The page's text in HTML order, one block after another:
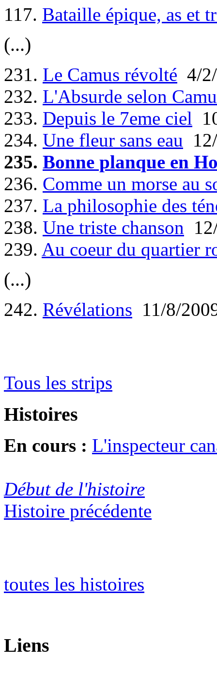
117. Bataille épique, as et
(...)
231. Le Camus révolté 4/
232. L'Absurde selon
233. Depuis le 7eme ciel
234. Une fleur sans eau
235. Bonne planque en
236. Comme un morse au
237. La philosophie des
238. Une triste chanson
239. Au coeur du quartier
(...)
242. Révélations 11/8/
Tous les strips
Histoires
En cours : L'inspecteur
Début de l'histoire
Histoire précédente
toutes les histoires
Liens